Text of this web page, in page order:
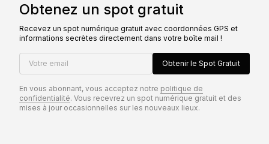
Obtenez un spot gratuit
Recevez un spot numérique gratuit avec coordonnées GPS et
informations secrètes directement dans votre boîte mail !
Votre email Obtenir le Spot Gratuit
En vous abonnant, vous acceptez notre politique de
confidentialité. Vous recevrez un spot numérique gratuit et des
mises à jour occasionnelles sur les nouveaux lieux.